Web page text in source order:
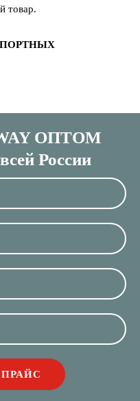
товар.
ОПТОМ
России